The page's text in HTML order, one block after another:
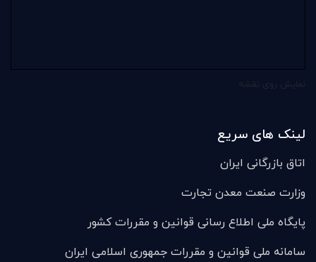
لینک های سریع
اتاق بازرگانی ایران
وزارت صنعت معدن تجارت
پایگاه ملی اطلاع رسانی قوانین و مقررات کشور
سامانه ملی قوانين و مقررات جمهوری اسلامی ایران